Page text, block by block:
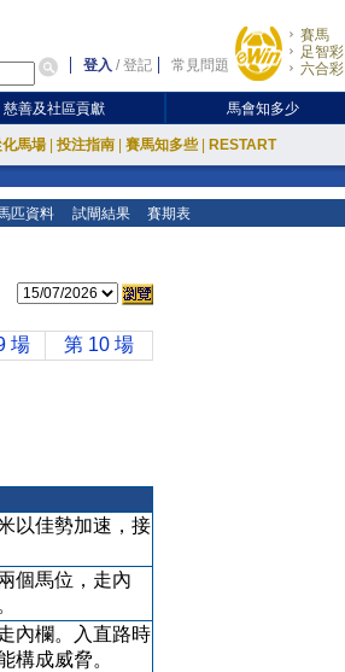
登入 /登記 常見問題
賽馬
足智彩
六合彩
慈善及社區貢獻 馬會知多少
馬場 投注指南 賽馬知多些 RESTART
匹資料 試閘結果 賽期表
場 第 10 場
以佳勢加速，接
個馬位，走內
內欄。入直路時
構成威脅。